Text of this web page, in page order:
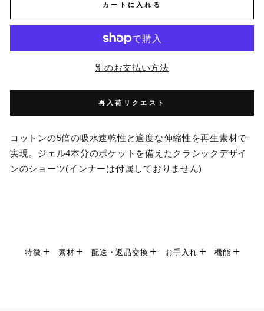
カートに入れる
別のお支払い方法
再入荷リクエスト
コットンの5倍の吸水速乾性と適度な伸縮性を再生素材で
実現。ジェル4本分のポケットを備えたクラシックデザイ
ンのショーツ(インナーは付属しておりません)
特徴 素材 配送・返品交換 お手入れ 機能